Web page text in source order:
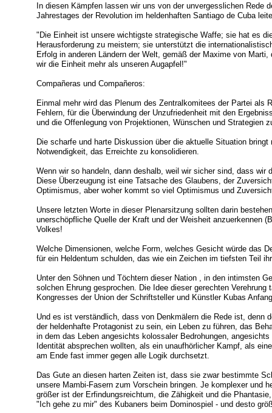
In diesen Kämpfen lassen wir uns von der unvergesslichen Rede
Jahrestages der Revolution im heldenhaften Santiago de Cuba
"Die Einheit ist unsere wichtigste strategische Waffe; sie hat es
Herausforderung zu meistern; sie unterstützt die
Erfolg in anderen Ländern der Welt, gemäß der Maxime von
wir die Einheit mehr als unseren Augapfel!"
Compañeras und Compañeros:
Einmal mehr wird das Plenum des Zentralkomitees der Partei als
Fehlern, für die Überwindung der Unzufriedenheit mit den
und die Offenlegung von Projektionen, Wünschen und Strategien
Die scharfe und harte Diskussion über die aktuelle Situation
Notwendigkeit, das Erreichte zu konsolidieren.
Wenn wir so handeln, dann deshalb, weil wir sicher sind, dass wir
Diese Überzeugung ist eine Tatsache des Glaubens, der
Optimismus, aber woher kommt so viel Optimismus und
Unsere letzten Worte in dieser Plenarsitzung sollten darin
unerschöpfliche Quelle der Kraft und der Weisheit anzuerkennen
Volkes!
Welche Dimensionen, welche Form, welches Gesicht würde das
für ein Heldentum schulden, das wie ein Zeichen im tiefsten Teil
Unter den Söhnen und Töchtern dieser Nation , in den intimsten
solchen Ehrung gesprochen. Die Idee dieser gerechten
Kongresses der Union der Schriftsteller und Künstler Kubas
Und es ist verständlich, dass von Denkmälern die Rede ist, denn
der heldenhafte Protagonist zu sein, ein Leben zu führen, das
in dem das Leben angesichts kolossaler Bedrohungen,
Identität absprechen wollten, als ein unaufhörlicher Kampf, als
am Ende fast immer gegen alle Logik durchsetzt.
Das Gute an diesen harten Zeiten ist, dass sie zwar bestimmte
unsere Mambi-Fasern zum Vorschein bringen. Je komplexer und
größer ist der Erfindungsreichtum, die Zähigkeit und die
"Ich gehe zu mir" des Kubaners beim Dominospiel - und desto